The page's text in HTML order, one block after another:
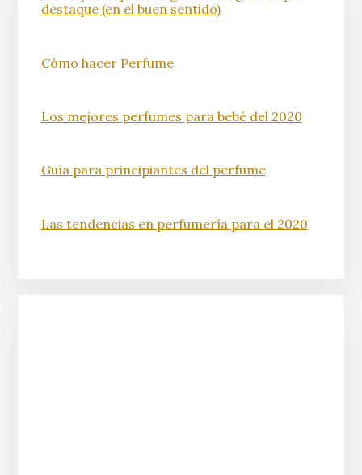
destaque (en el buen sentido)
Cómo hacer Perfume
Los mejores perfumes para bebé del 2020
Guía para principiantes del perfume
Las tendencias en perfumería para el 2020